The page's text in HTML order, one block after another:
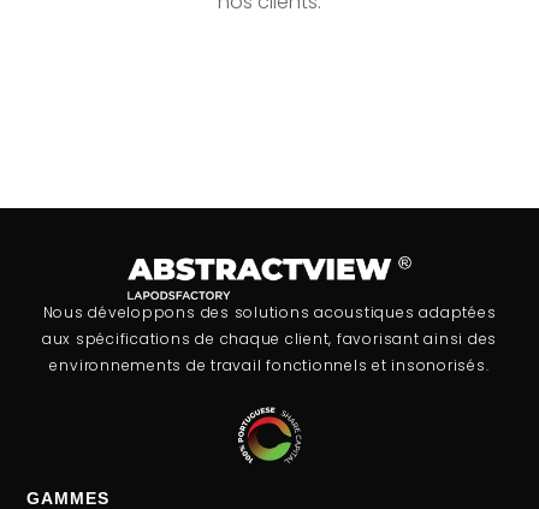
Nous développons des solutions acoustiques adaptées
aux spécifications de chaque client, favorisant ainsi des
environnements de travail fonctionnels et insonorisés.
GAMMES